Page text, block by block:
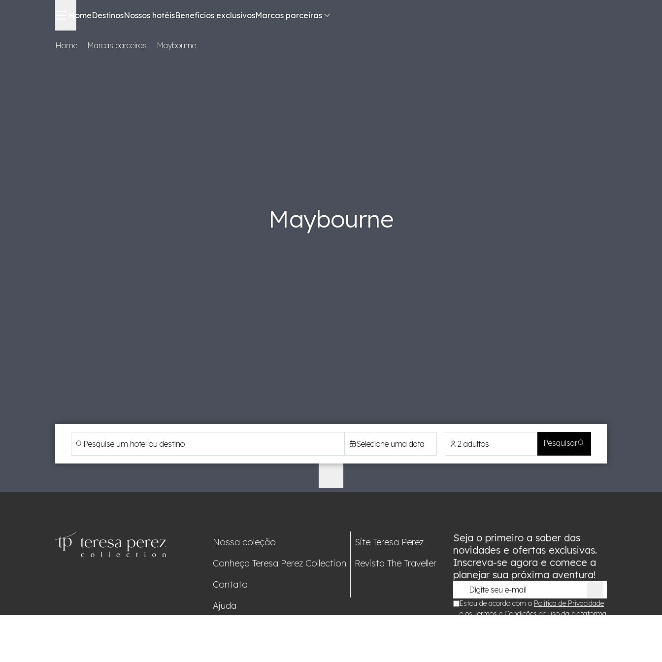
HomeDestinosNossos hotéisBenefícios exclusivosMarcas parceiras
Maybourne
Selecione uma data 2 adultos Pesquisar
Home Marcas parceiras Maybourne
Nossa coleção
Conheça Teresa Perez Collection
Contato
Ajuda
Site Teresa Perez
Revista The Traveller
Seja o primeiro a saber das
novidades e ofertas exclusivas.
Inscreva-se agora e comece a
planejar sua próxima aventura!
Estou de acordo com a Política de Privacidade
e osTermos e Condiçõesde uso da plataforma